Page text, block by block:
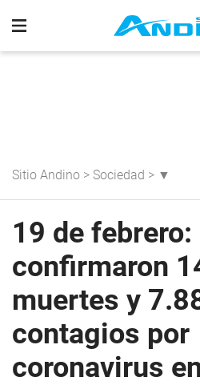
Sitio Andino > Sociedad > ▼
19 de febrero:
confirmaron
muertes y
contagios por
coronavirus